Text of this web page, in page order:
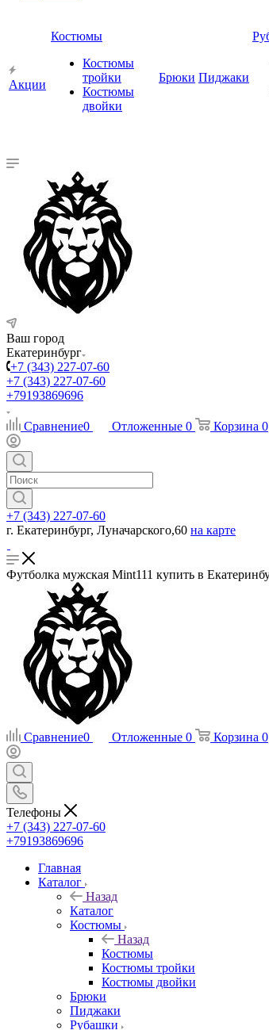
Акции
Костюмы
Костюмы
тройки
Костюмы
двойки
Брюки Пиджаки
Ваш город
Екатеринбург
+7 (343) 227-07-60
+7 (343) 227-07-60
+79193869696
Сравнение0 Отложенные 0 Корзина 0
+7 (343) 227-07-60
г. Екатеринбург, Луначарского,60 на карте
Футболка мужская Mint111 купить в
Сравнение0 Отложенные 0 Корзина 0
Телефоны
+7 (343) 227-07-60
+79193869696
Главная
Каталог
Назад
Каталог
Костюмы
Назад
Костюмы
Костюмы тройки
Костюмы двойки
Брюки
Пиджаки
Рубашки